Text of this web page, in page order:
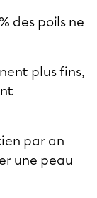
des poils ne
plus fins,
par an
une peau